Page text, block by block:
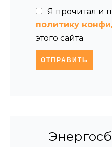
Я прочитал и
политику
этого сайта
ОТПРАВИТЬ